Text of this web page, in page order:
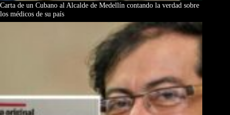
Carta de un Cubano al Alcalde de Medellín contando la verdad sobre
los médicos de su país